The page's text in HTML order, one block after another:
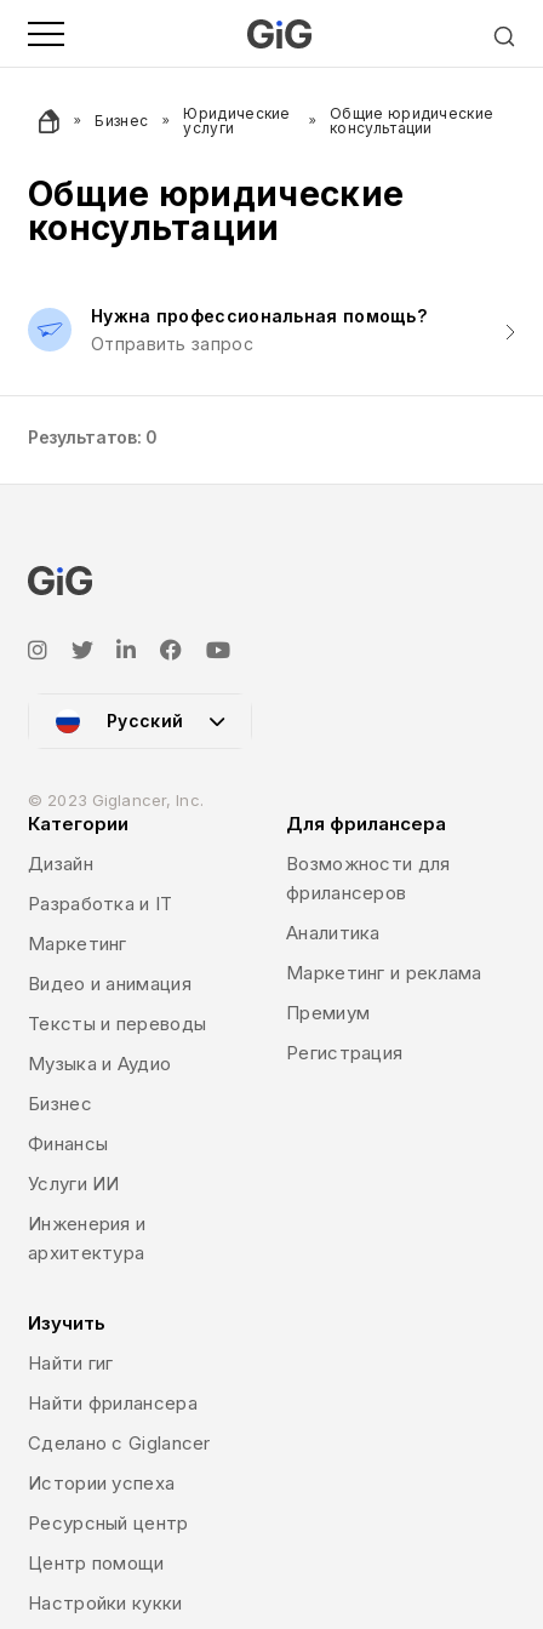
Бизнес
Юридические
услуги
Общие юридические
консультации
Общие юридические
консультации
Нужна профессиональная помощь?
Отправить запрос
Результатов: 0
Русский
© 2023 Giglancer, Inc.
Категории
Дизайн
Разработка и IT
Маркетинг
Видео и анимация
Тексты и переводы
Музыка и Аудио
Бизнес
Финансы
Услуги ИИ
Инженерия и
архитектура
Для фрилансера
Возможности для
фрилансеров
Аналитика
Маркетинг и реклама
Премиум
Регистрация
Изучить
Найти гиг
Найти фрилансера
Сделано с Giglancer
Истории успеха
Ресурсный центр
Центр помощи
Настройки кукки